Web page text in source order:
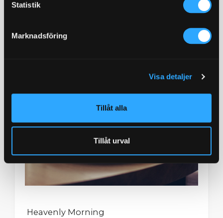
Statistik
Marknadsföring
Visa detaljer
Tillåt alla
Tillåt urval
Heavenly Morning